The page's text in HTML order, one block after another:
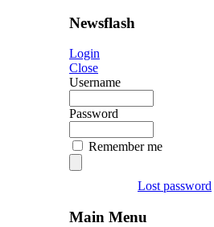
Newsflash
Login
Close
Username
Password
Remember me
Lost password
Main Menu